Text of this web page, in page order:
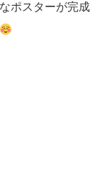
ポスターが完成